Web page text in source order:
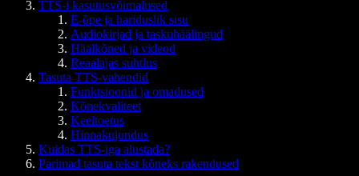
TTS-i kasutusvõimalused
E-õpe ja hariduslik sisu
Audiokirjad ja taskuhäälingud
Häälkõned ja videod
Reaalajas suhtlus
Tasuta TTS-vahendid
Funktsioonid ja omadused
Kõnekvaliteet
Keeltoetus
Hinnakujundus
Kuidas TTS-iga alustada?
Parimad tasuta tekst kõneks rakendused